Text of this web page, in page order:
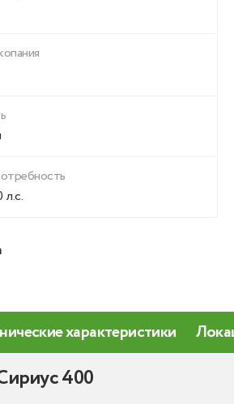
л.с.
характеристики
400